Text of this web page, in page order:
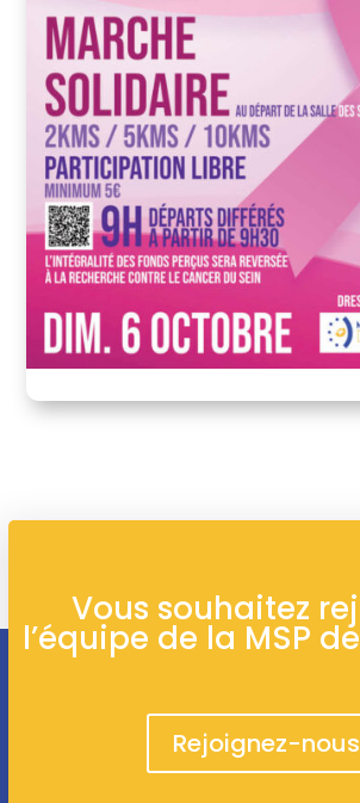
Vous souhaitez
l’équipe de la MSP
Rejoignez-nous